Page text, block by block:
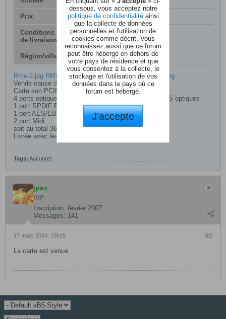
Prix 310
Conditions
de livraison
Livriason en colissimo
Région/ville Paca
Rme-2.jpg RME-5.jpg RME-6.jpg RME-7.jpg RME-8.jpg
Vends cause double emploi :
Carte son PCIE avec
4 ports optique ADAT (8 Entrées /8Sorites) soit 32 E/S optiques
1 port SPDIF E/S
1 port AES/EBU E/S
2 port Midi
soit au total 36 E/S numériques + 32 canaux midi
Livrée avec les raccords Midi, Spdif et ASEBU​
Tags: Aucun(e)
jpex
VIP
Inscription: février 2007
Messages: 141
#2
17 mars 2024, 13h15
La carte est venue
dessous, vous acceptez notre
politique de confidentialitéainsi
que la collecte de données
personnelles et l'utilisation de
cookies comme décrit. Vous
reconnaissez aussi que ce forum
peut être hébergé en dehors de
votre pays de résidence et que
vous consentez à la collecte, le
stockage et l'utilisation de vos
données dans le pays où ce
forum est hébergé.
J'accepte